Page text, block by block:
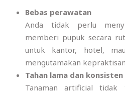
Bebas perawatan
Anda tidak perlu
memberi pupuk secara
untuk kantor, hotel,
mengutamakan
Tahan lama dan konsisten
Tanaman artificial tidak